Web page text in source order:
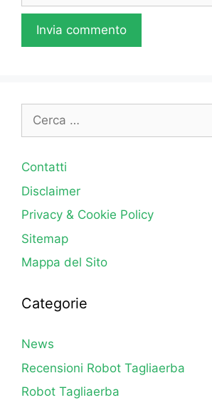
Ricerca
Contatti
Disclaimer
Privacy & Cookie Policy
Sitemap
Mappa del Sito
Categorie
News
Recensioni Robot Tagliaerba
Robot Tagliaerba